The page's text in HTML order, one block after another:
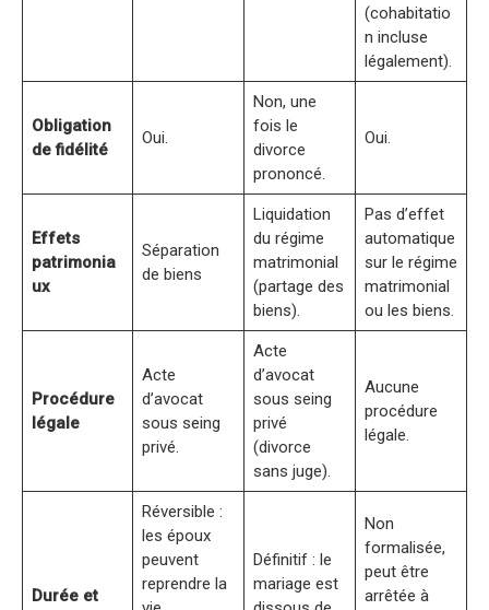
(cohabitatio
n incluse
légalement).
Obligation
de fidélité
Oui.
Non, une
fois le
divorce
prononcé.
Oui.
Effets
patrimonia
ux
Séparation
de biens
Liquidation
du régime
matrimonial
(partage des
biens).
Pas d’effet
automatique
sur le régime
matrimonial
ou les biens.
Procédure
légale
Acte
d’avocat
sous seing
privé.
Acte
d’avocat
sous seing
privé
(divorce
sans juge).
Aucune
procédure
légale.
Durée et
Réversible :
les époux
peuvent
reprendre la
Définitif : le
mariage est
Non
formalisée,
peut être
arrêtée à